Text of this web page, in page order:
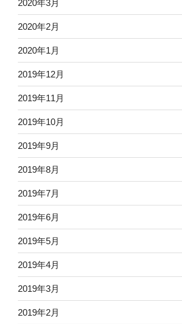
2020年3月
2020年2月
2020年1月
2019年12月
2019年11月
2019年10月
2019年9月
2019年8月
2019年7月
2019年6月
2019年5月
2019年4月
2019年3月
2019年2月